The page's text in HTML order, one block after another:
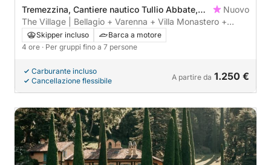
Tremezzina, Cantiere nautico Tullio Abbate,
Italy
Nuovo
The Village | Bellagio + Varenna + Villa Monastero +
Vicoli storici
Skipper incluso
Barca a motore
4 ore · Per gruppi fino a 7 persone
Carburante incluso
Cancellazione flessibile
A partire da 1.250 €